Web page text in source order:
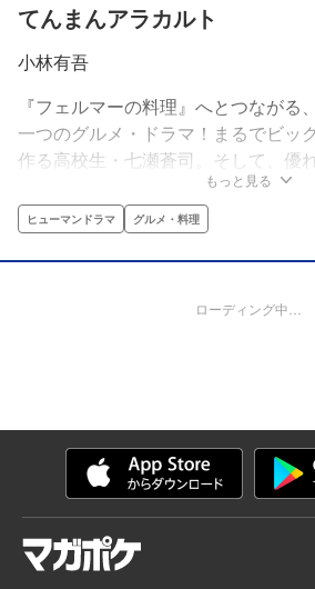
てんまんアラカルト
小林有吾
『フェルマーの料理』へとつながる
一つのグルメ・ドラマ！まるでビッ
作る高校生・七瀬蒼司。そして、優
を導く朝倉海。伝説のシェフ・渋谷
ストラン『BLEU』を舞台に、二つの
ー!!
もっと見る
ヒューマンドラマ グルメ・料理
ローディング中…